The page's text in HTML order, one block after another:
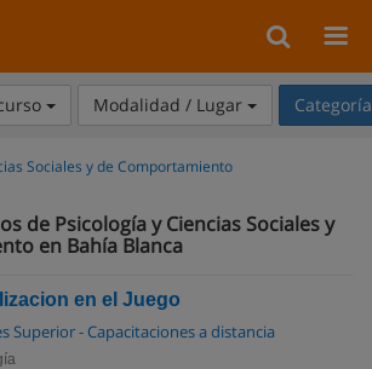
Modalidad / Lugar
Sociales y de Comportamiento
de Psicología y Ciencias Sociales y
en Bahía Blanca
en el Juego
Superior - Capacitaciones a distancia